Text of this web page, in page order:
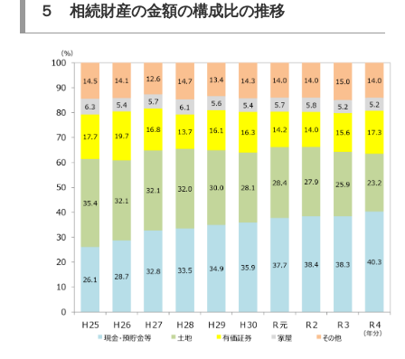
５ 相続財産の金額の構成比の推移